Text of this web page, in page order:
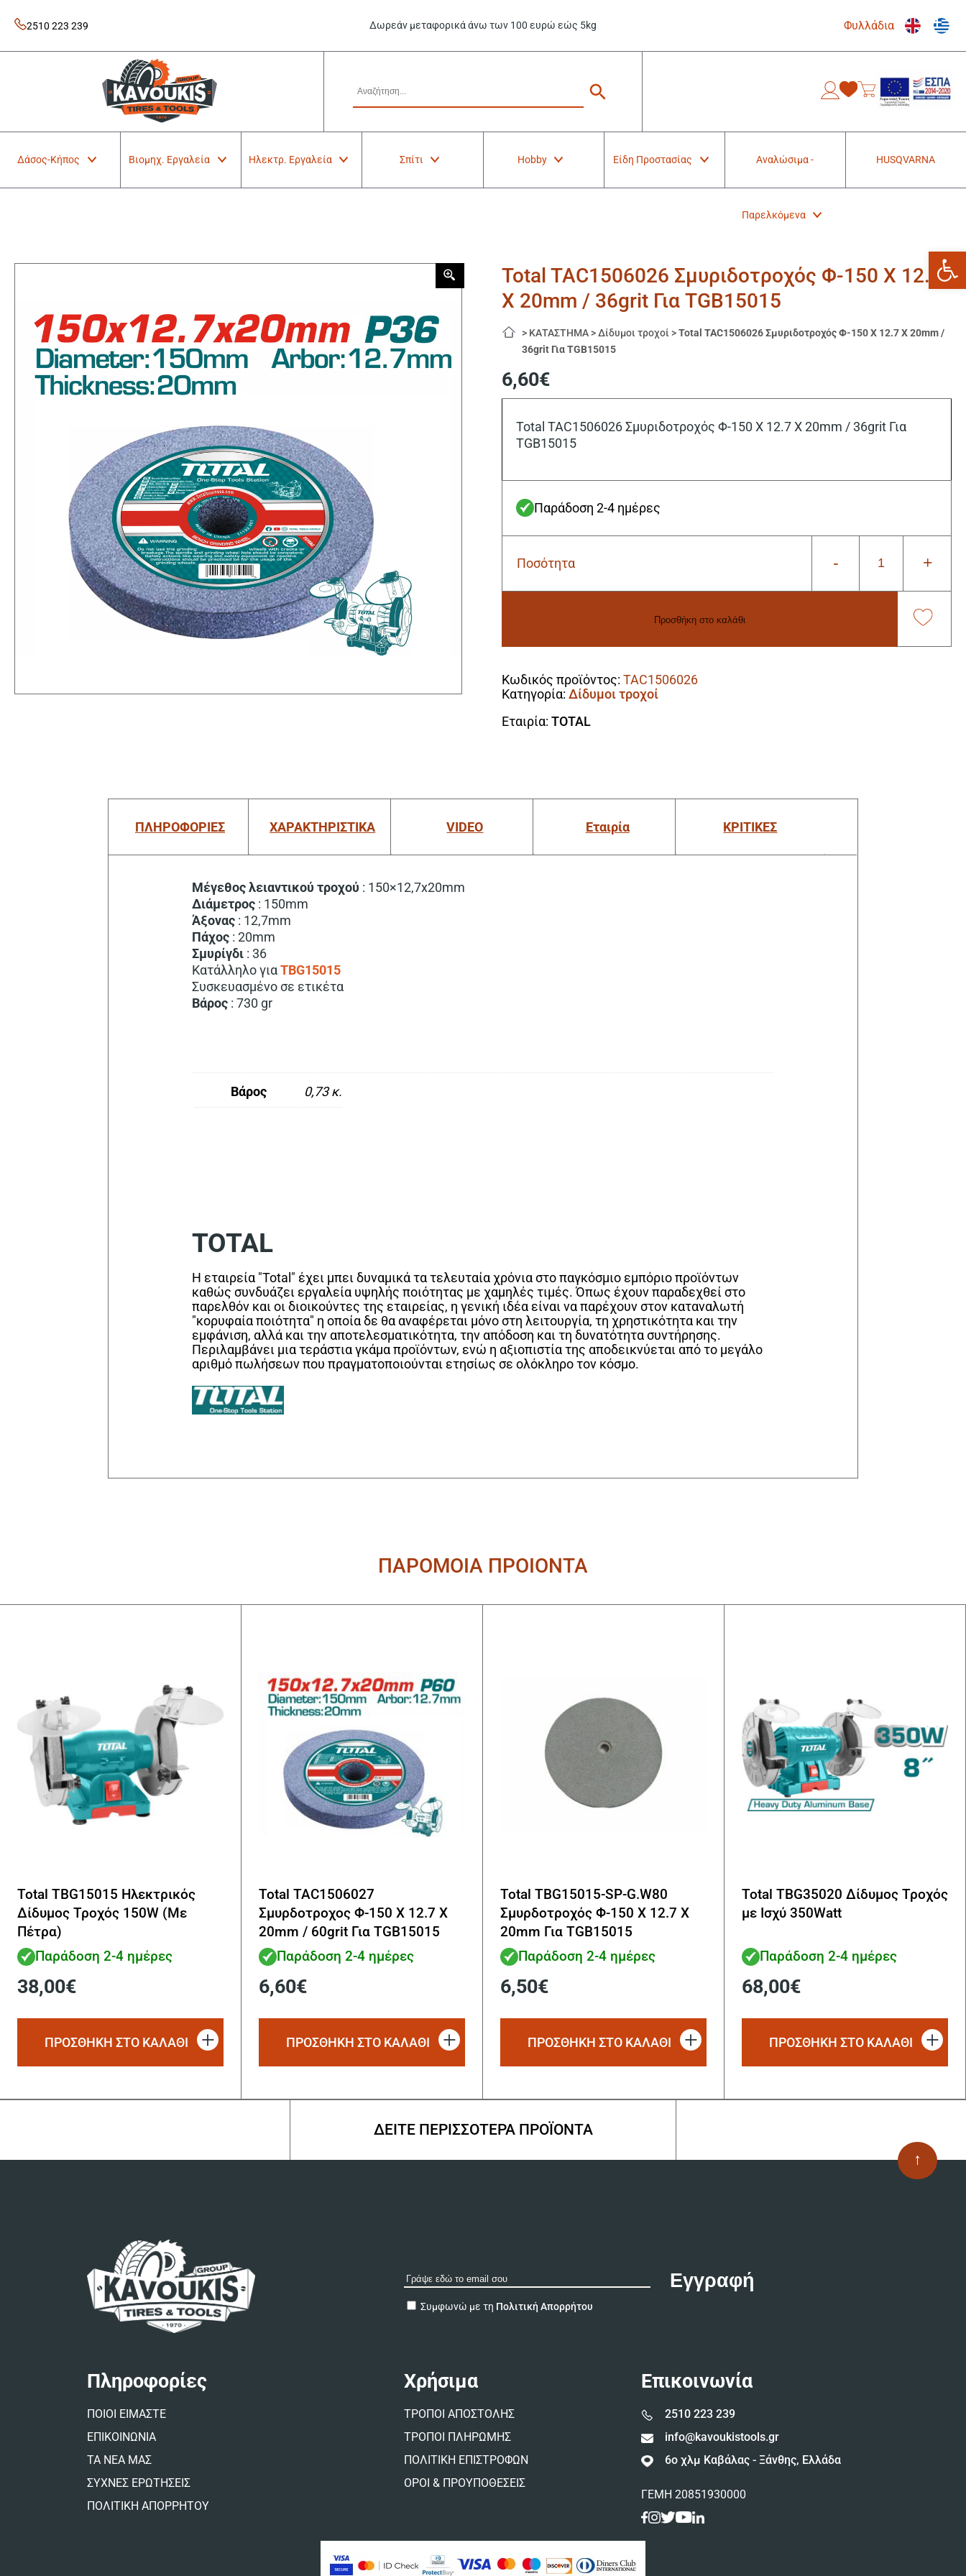
content
2510 223 239 Δωρεάν μεταφορικά άνω των 100 ευρώ εώς 5kg Φυλλάδια
Kavoukis Tools
Tires & Tools
Δάσος-Κήπος Βιομηχ. Εργαλεία Ηλεκτρ. Εργαλεία Σπίτι Hobby Είδη Προστασίας Αναλώσιμα -
Παρελκόμενα
HUSQVARNA
Total TAC1506026 Σμυριδοτροχός Φ-150 Χ 12.7
Χ 20mm / 36grit Για TGB15015
> ΚΑΤΑΣΤΗΜΑ >Δίδυμοι τροχοί >Total TAC1506026 Σμυριδοτροχός Φ-150 Χ 12.7 Χ 20mm /
36grit Για TGB15015
6,60€
Total TAC1506026 Σμυριδοτροχός Φ-150 Χ 12.7 Χ 20mm / 36grit Για
TGB15015
Παράδοση 2-4 ημέρες
Ποσότητα -
Total
/
36grit
Για
TGB15015
+
Προσθήκη στο καλάθι
Κωδικός προϊόντος:TAC1506026
Κατηγορία:Δίδυμοι τροχοί
Εταιρία: TOTAL
ΠΛΗΡΟΦΟΡΙΕΣ ΧΑΡΑΚΤΗΡΙΣΤΙΚΑ VIDEO Εταιρία ΚΡΙΤΙΚΕΣ
Μέγεθος λειαντικού τροχού : 150×12,7x20mm
Διάμετρος : 150mm
Άξονας : 12,7mm
Πάχος : 20mm
Σμυρίγδι : 36
Κατάλληλο γιαTBG15015
Συσκευασμένο σε ετικέτα
Βάρος : 730 gr
Βάρος 0,73 κ.
TOTAL
Η εταιρεία "Total" έχει μπει δυναμικά τα τελευταία χρόνια στο παγκόσμιο εμπόριο προϊόντων
καθώς συνδυάζει εργαλεία υψηλής ποιότητας με χαμηλές τιμές. Όπως έχουν παραδεχθεί στο
παρελθόν και οι διοικούντες της εταιρείας, η γενική ιδέα είναι να παρέχουν στον καταναλωτή
"κορυφαία ποιότητα" η οποία δε θα αναφέρεται μόνο στη λειτουργία, τη χρηστικότητα και την
εμφάνιση, αλλά και την αποτελεσματικότητα, την απόδοση και τη δυνατότητα συντήρησης.
Περιλαμβάνει μια τεράστια γκάμα προϊόντων, ενώ η αξιοπιστία της αποδεικνύεται από το μεγάλο
αριθμό πωλήσεων που πραγματοποιούνται ετησίως σε ολόκληρο τον κόσμο.
ΠΑΡΟΜΟΙΑ ΠΡΟΙΟΝΤΑ
Total TBG15015 Ηλεκτρικός
Δίδυμος Τροχός 150W (Με
Πέτρα)
Παράδοση 2-4 ημέρες
38,00€
ΠΡΟΣΘΗΚΗ ΣΤΟ ΚΑΛΑΘΙ
Total TAC1506027
Σμυρδοτροχος Φ-150 Χ 12.7 Χ
20mm / 60grit Για TGB15015
Παράδοση 2-4 ημέρες
6,60€
ΠΡΟΣΘΗΚΗ ΣΤΟ ΚΑΛΑΘΙ
Total TBG15015-SP-G.W80
Σμυρδοτροχός Φ-150 Χ 12.7 Χ
20mm Για TGB15015
Παράδοση 2-4 ημέρες
6,50€
ΠΡΟΣΘΗΚΗ ΣΤΟ ΚΑΛΑΘΙ
Total TBG35020 Δίδυμος Τροχός
με Ισχύ 350Watt
Παράδοση 2-4 ημέρες
68,00€
ΠΡΟΣΘΗΚΗ ΣΤΟ ΚΑΛΑΘΙ
ΔΕΙΤΕ ΠΕΡΙΣΣΟΤΕΡΑ ΠΡΟΪΟΝΤΑ
↑
Συμφωνώ με τη Πολιτική Απορρήτου
Πληροφορίες
ΠΟΙΟΙ ΕΙΜΑΣΤΕ
ΕΠΙΚΟΙΝΩΝΙΑ
ΤΑ ΝΕΑ ΜΑΣ
ΣΥΧΝΕΣ ΕΡΩΤΗΣΕΙΣ
ΠΟΛΙΤΙΚΗ ΑΠΟΡΡΗΤΟΥ
Χρήσιμα
ΤΡΟΠΟΙ ΑΠΟΣΤΟΛΗΣ
ΤΡΟΠΟΙ ΠΛΗΡΩΜΗΣ
ΠΟΛΙΤΙΚΗ ΕΠΙΣΤΡΟΦΩΝ
ΟΡΟΙ & ΠΡΟΥΠΟΘΕΣΕΙΣ
Επικοινωνία
2510 223 239
info@kavoukistools.gr
6ο χλμ Καβάλας - Ξάνθης, Ελλάδα
ΓΕΜΗ 20851930000